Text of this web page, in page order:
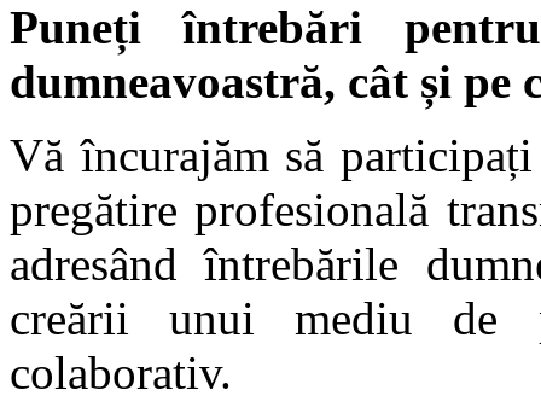
Puneți întrebări
dumneavoastră, cât și pe
Vă încurajăm să
pregătire profesională
adresând întrebările
creării unui mediu de
colaborativ.